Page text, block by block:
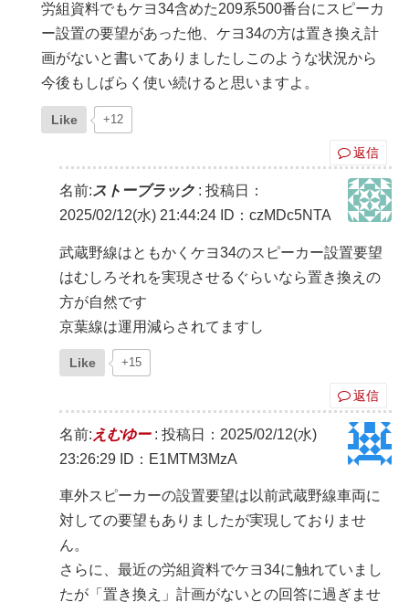
労組資料でもケヨ34含めた209系500番台にスピーカ
ー設置の要望があった他、ケヨ34の方は置き換え計
画がないと書いてありましたしこのような状況から
今後もしばらく使い続けると思いますよ。
Like +12
返信
名前:ストーブラック : 投稿日：
2025/02/12(水) 21:44:24 ID：czMDc5NTA
武蔵野線はともかくケヨ34のスピーカー設置要望
はむしろそれを実現させるぐらいなら置き換えの
方が自然です
京葉線は運用減らされてますし
Like +15
返信
名前: えむゆー: 投稿日：2025/02/12(水)
23:26:29 ID：E1MTM3MzA
車外スピーカーの設置要望は以前武蔵野線車両に
対しての要望もありましたが実現しておりませ
ん。
さらに、最近の労組資料でケヨ34に触れていまし
たが「置き換え」計画がないとの回答に過ぎませ